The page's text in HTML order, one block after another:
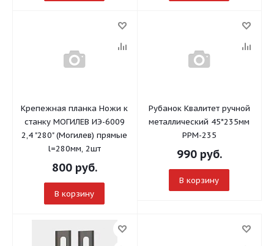
Крепежная планка Ножи к
станку МОГИЛЕВ ИЭ-6009
2,4 "280" (Могилев) прямые
l=280мм, 2шт
800руб.
В корзину
Рубанок Квалитет ручной
металлический 45*235мм
РРМ-235
990руб.
В корзину